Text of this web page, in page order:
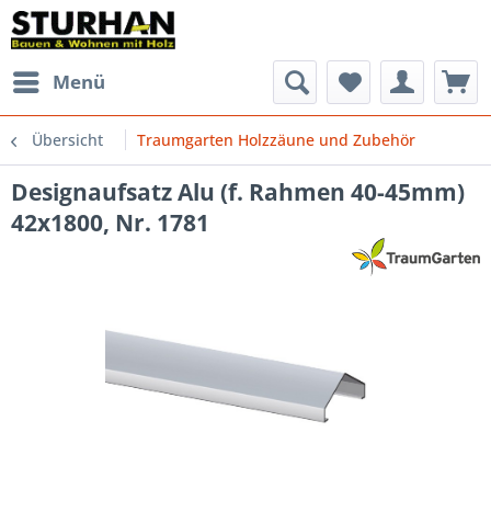
Menü
Übersicht Traumgarten Holzzäune und Zubehör
Designaufsatz Alu (f. Rahmen 40-45mm)
42x1800, Nr. 1781